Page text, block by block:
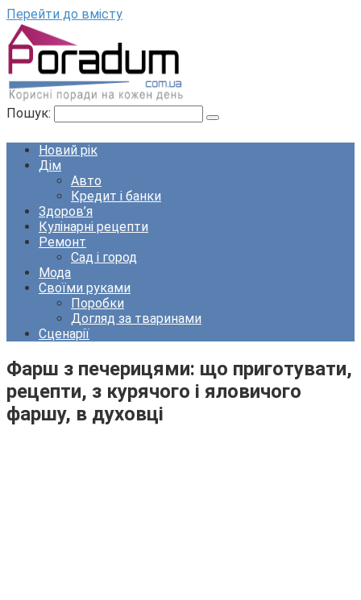
Перейти до вмісту
Пошук:
Новий рік
Дім
Авто
Кредит і банки
Здоров’я
Кулінарні рецепти
Ремонт
Сад і город
Мода
Своїми руками
Поробки
Догляд за тваринами
Сценарії
Фарш з печерицями: що приготувати,
рецепти, з курячого і яловичого
фаршу, в духовці